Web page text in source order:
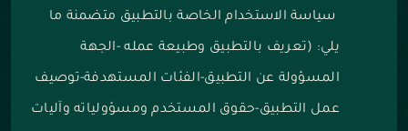
سياسة الاستخدام الخاصة بالتطبيق متضمنة ما
يلي: (تعريف بالتطبيق وطبيعة عمله -الجهة
المسؤولة عن التطبيق-الفئات المستهدفة-توصيف
عمل التطبيق-حقوق المستخدم ومسؤولياته وآليات